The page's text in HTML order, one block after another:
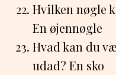
Hvilken nøgle
En øjennøgle
Hvad kan du
udad? En sko